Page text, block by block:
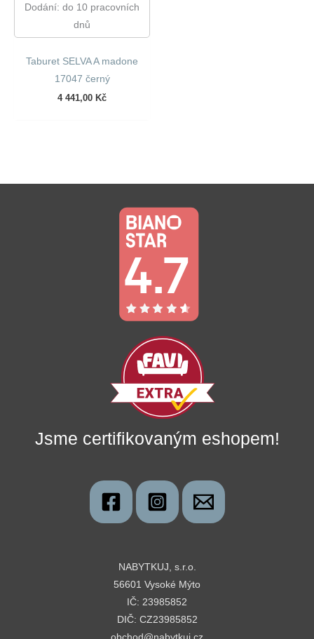
Dodání: do 10 pracovních
dnů
Taburet SELVA A madone
17047 černý
4 441,00 Kč
Jsme certifikovaným eshopem!
NABYTKUJ, s.r.o.
56601 Vysoké Mýto
IČ: 23985852
DIČ: CZ23985852